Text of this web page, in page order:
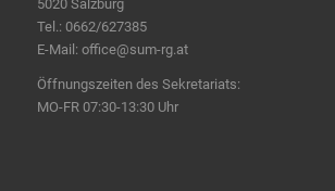
5020 Salzburg
Tel.: 0662/627385
E-Mail: office@sum-rg.at
Öffnungszeiten des Sekretariats:
MO-FR 07:30-13:30 Uhr